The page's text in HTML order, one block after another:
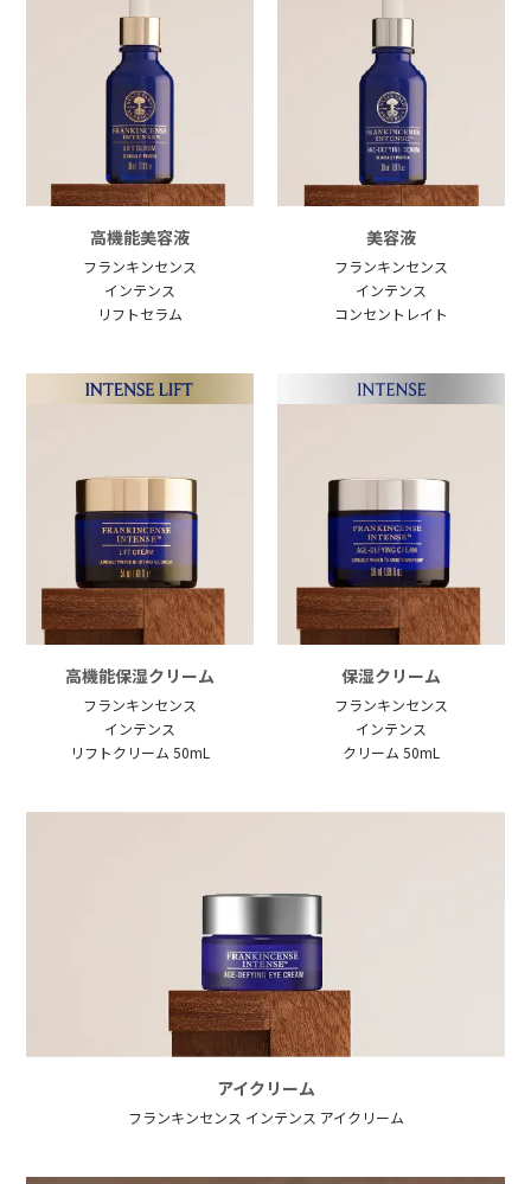
高機能美容液
フランキンセンス
インテンス
リフトセラム
美容液
フランキンセンス
インテンス
コンセントレイト
高機能保湿クリーム
フランキンセンス
インテンス
リフトクリーム 50mL
保湿クリーム
フランキンセンス
インテンス
クリーム 50mL
アイクリーム
フランキンセンス インテンス アイクリーム